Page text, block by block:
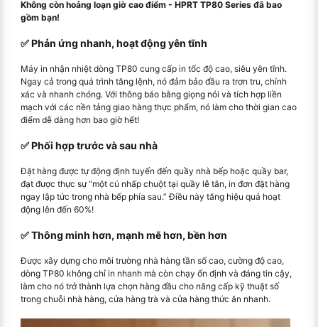
Không còn hoảng loạn giờ cao điểm - HPRT TP80 Series đã bao
gồm bạn!
✅ Phản ứng nhanh, hoạt động yên tĩnh
Máy in nhận nhiệt dòng TP80 cung cấp in tốc độ cao, siêu yên tĩnh.
Ngay cả trong quá trình tăng lệnh, nó đảm bảo đầu ra trơn tru, chính
xác và nhanh chóng. Với thông báo bằng giọng nói và tích hợp liền
mạch với các nền tảng giao hàng thực phẩm, nó làm cho thời gian cao
điểm dễ dàng hơn bao giờ hết!
✅ Phối hợp trước và sau nhà
Đặt hàng được tự động định tuyến đến quầy nhà bếp hoặc quầy bar,
đạt được thực sự “một cú nhấp chuột tại quầy lễ tân, in đơn đặt hàng
ngay lập tức trong nhà bếp phía sau.” Điều này tăng hiệu quả hoạt
động lên đến 60%!
✅ Thông minh hơn, mạnh mẽ hơn, bền hơn
Được xây dựng cho môi trường nhà hàng tần số cao, cường độ cao,
dòng TP80 không chỉ in nhanh mà còn chạy ổn định và đáng tin cậy,
làm cho nó trở thành lựa chọn hàng đầu cho nâng cấp kỹ thuật số
trong chuỗi nhà hàng, cửa hàng trà và cửa hàng thức ăn nhanh.